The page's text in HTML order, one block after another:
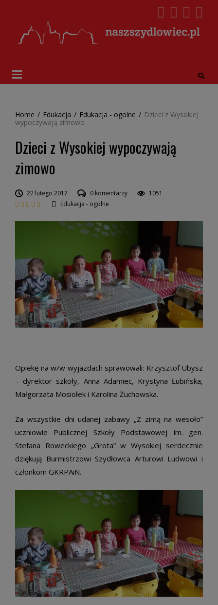
Home / Edukacja / Edukacja - ogolne / Dzieci z Wysokiej
wypoczywają zimowo
Dzieci z Wysokiej wypoczywają
zimowo
22 lutego 2017 0 komentarzy
1051
Edukacja - ogolne
Opiekę na w/w wyjazdach sprawowali: Krzysztof Ubysz
– dyrektor szkoły, Anna Adamiec, Krystyna Łubińska,
Małgorzata Mosiołek i Karolina Żuchowska.
Za wszystkie dni udanej zabawy „Z zimą na wesoło”
uczniowie Publicznej Szkoły Podstawowej im. gen.
Stefana Roweckiego „Grota” w Wysokiej serdecznie
dziękują Burmistrzowi Szydłowca Arturowi Ludwowi i
członkom GKRPAiN.